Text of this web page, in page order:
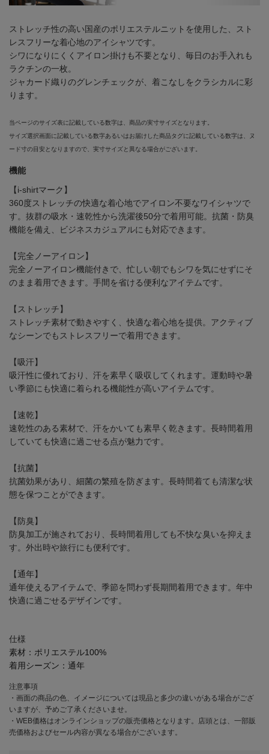
ストレッチ性の高い国産のポリエステルニットを使用した、スト
レスフリーな着心地のアイシャツです。
シワになりにくくアイロン掛けも不要となり、毎日のお手入れも
ラクチンの一枚。
ジャカード織りのグレンチェックが、着こなしをクラシカルに彩
ります。
当ページのサイズ表に記載している数字は、商品の実寸サイズとなります。
サイズ選択画面に記載している数字あるいはお届けした商品タグに記載している数字は、ヌ
ード寸の目安となりますので、実寸サイズと異なる場合がございます。
機能
【i-shirtマーク】
360度ストレッチの快適な着心地でアイロン不要なワイシャツで
す。抜群の吸水・速乾性から洗濯後50分で着用可能。抗菌・防臭
機能を備え、ビジネスカジュアルにも対応できます。
【完全ノーアイロン】
完全ノーアイロン機能付きで、忙しい朝でもシワを気にせずにそ
のまま着用できます。手間を省ける便利なアイテムです。
【ストレッチ】
ストレッチ素材で動きやすく、快適な着心地を提供。アクティブ
なシーンでもストレスフリーで着用できます。
【吸汗】
吸汗性に優れており、汗を素早く吸収してくれます。運動時や暑
い季節にも快適に着られる機能性が高いアイテムです。
【速乾】
速乾性のある素材で、汗をかいても素早く乾きます。長時間着用
していても快適に過ごせる点が魅力です。
【抗菌】
抗菌効果があり、細菌の繁殖を防ぎます。長時間着ても清潔な状
態を保つことができます。
【防臭】
防臭加工が施されており、長時間着用しても不快な臭いを抑えま
す。外出時や旅行にも便利です。
【通年】
通年使えるアイテムで、季節を問わず長期間着用できます。年中
快適に過ごせるデザインです。
仕様
素材： ポリエステル100%
着用シーズン： 通年
注意事項
・画面の商品の色、イメージについては現品と多少の違いがある場合がござ
いますが、予めご了承くださいませ。
・WEB価格はオンラインショップの販売価格となります。店頭とは、一部販
売価格およびセール内容が異なる場合がございます。